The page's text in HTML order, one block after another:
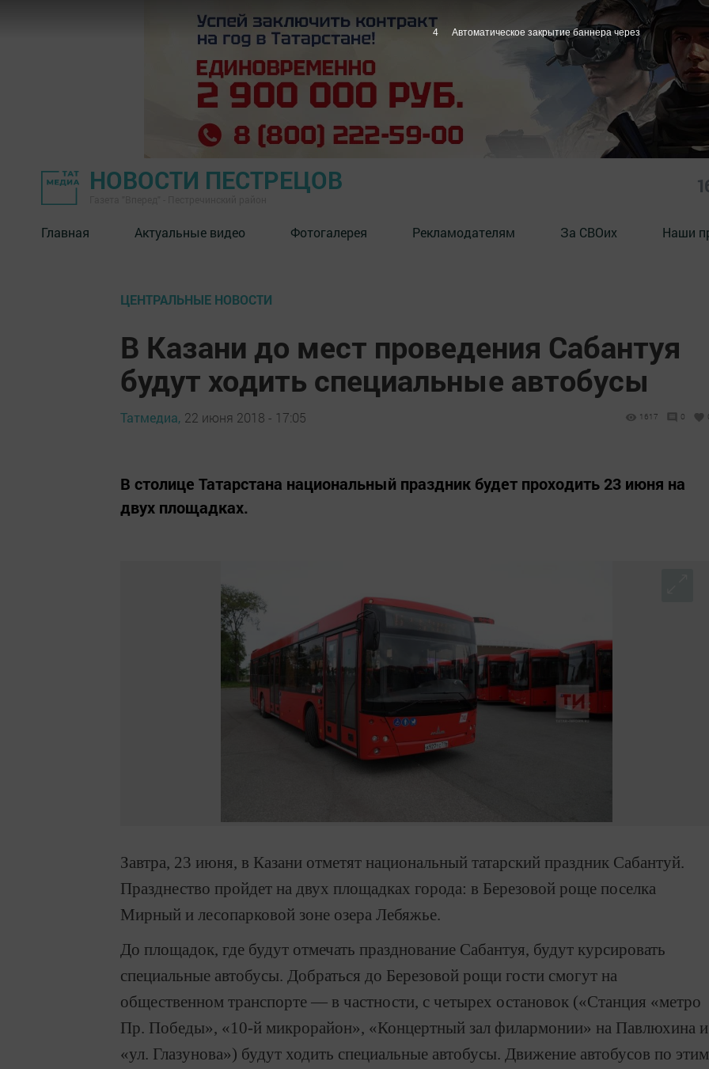
НОВОСТИ ПЕСТРЕЦОВ
Главная Актуальные видео Фотогалерея Рекламодателям За СВОих Наши
ЦЕНТРАЛЬНЫЕ НОВОСТИ
В Казани до мест проведения Сабантуя
будут ходить специальные автобусы
Татмедиа, 22 июня 2018 - 17:05 1617 0
В столице Татарстана национальный праздник будет проходить 23 июня на
двух площадках.
Завтра, 23 июня, в Казани отметят национальный татарский праздник Сабантуй.
Празднество пройдет на двух площадках города: в Березовой роще поселка
Мирный и лесопарковой зоне озера Лебяжье.
До площадок, где будут отмечать празднование Сабантуя, будут курсировать
специальные автобусы. Добраться до Березовой рощи гости смогут на
общественном транспорте — в частности, с четырех остановок («Станция «метро
Пр. Победы», «10-й микрорайон», «Концертный зал филармонии» на Павлюхина и
«ул. Глазунова») будут ходить специальные автобусы. Движение автобусов по этим
3 Автоматическое закрытие баннера через